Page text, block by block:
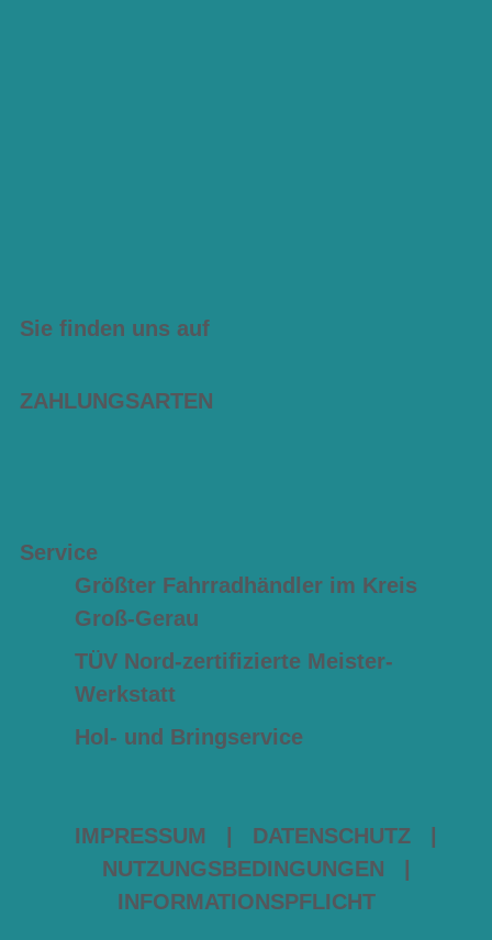
Sie finden uns auf
ZAHLUNGSARTEN
Service
Größter Fahrradhändler im Kreis
Groß-Gerau
TÜV Nord-zertifizierte Meister-
Werkstatt
Hol- und Bringservice
IMPRESSUM DATENSCHUTZ
NUTZUNGSBEDINGUNGEN
INFORMATIONSPFLICHT